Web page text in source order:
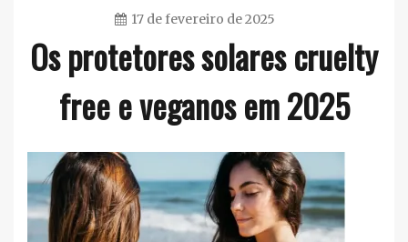
17 de fevereiro de 2025
Sena
Silva
Os protetores solares cruelty
free e veganos em 2025
Pessoais,
Listas
cruelty